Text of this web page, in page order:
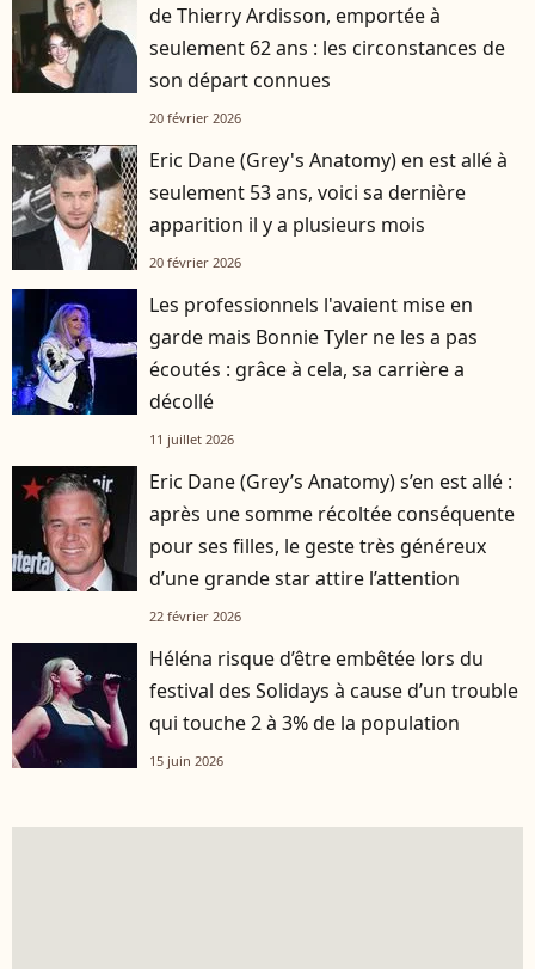
de Thierry Ardisson, emportée à
seulement 62 ans : les circonstances de
son départ connues
20 février 2026
Eric Dane (Grey's Anatomy) en est allé à
seulement 53 ans, voici sa dernière
apparition il y a plusieurs mois
20 février 2026
Les professionnels l'avaient mise en
garde mais Bonnie Tyler ne les a pas
écoutés : grâce à cela, sa carrière a
décollé
11 juillet 2026
Eric Dane (Grey’s Anatomy) s’en est allé :
après une somme récoltée conséquente
pour ses filles, le geste très généreux
d’une grande star attire l’attention
22 février 2026
Héléna risque d’être embêtée lors du
festival des Solidays à cause d’un trouble
qui touche 2 à 3% de la population
15 juin 2026